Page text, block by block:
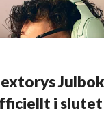
i slutet